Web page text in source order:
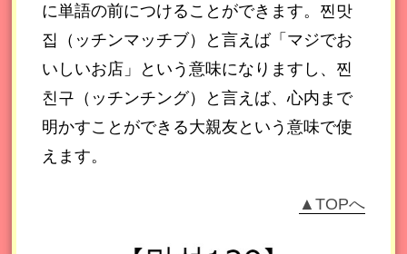
に単語の前につけることができます。찐맛
집（ッチンマッチブ）と言えば「マジでお
いしいお店」という意味になりますし、찐
친구（ッチンチング）と言えば、心内まで
明かすことができる大親友という意味で使
えます。
▲TOPへ